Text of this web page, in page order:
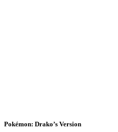
Pokémon: Drako’s Version